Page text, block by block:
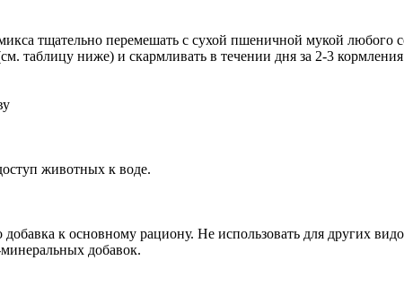
тщательно перемешать с сухой пшеничной мукой
таблицу ниже) и скармливать в течении дня за 2-3
животных к воде.
к основному рациону. Не использовать для других
добавок.